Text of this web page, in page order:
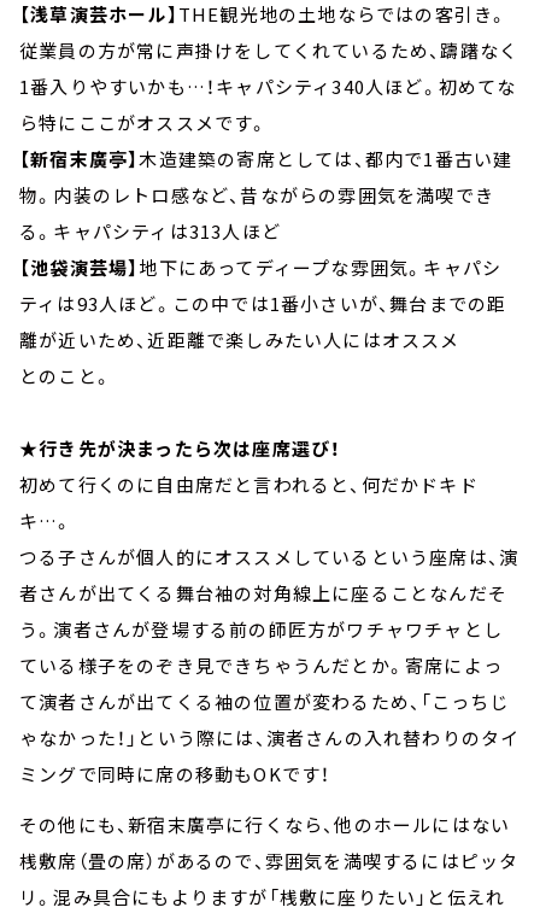
【浅草演芸ホール】THE観光地の土地ならではの客引き。
従業員の方が常に声掛けをしてくれているため、躊躇なく
1番入りやすいかも…！キャパシティ340人ほど。初めてな
ら特にここがオススメです。
【新宿末廣亭】木造建築の寄席としては、都内で1番古い建
物。内装のレトロ感など、昔ながらの雰囲気を満喫でき
る。キャパシティは313人ほど
【池袋演芸場】地下にあってディープな雰囲気。キャパシ
ティは93人ほど。この中では1番小さいが、舞台までの距
離が近いため、近距離で楽しみたい人にはオススメ
とのこと。
★行き先が決まったら次は座席選び！
初めて行くのに自由席だと言われると、何だかドキド
キ…。
つる子さんが個人的にオススメしているという座席は、演
者さんが出てくる舞台袖の対角線上に座ることなんだそ
う。演者さんが登場する前の師匠方がワチャワチャとし
ている様子をのぞき見できちゃうんだとか。寄席によっ
て演者さんが出てくる袖の位置が変わるため、「こっちじ
ゃなかった！」という際には、演者さんの入れ替わりのタイ
ミングで同時に席の移動もOKです！
その他にも、新宿末廣亭に行くなら、他のホールにはない
桟敷席（畳の席）があるので、雰囲気を満喫するにはピッタ
リ。混み具合にもよりますが「桟敷に座りたい」と伝えれ